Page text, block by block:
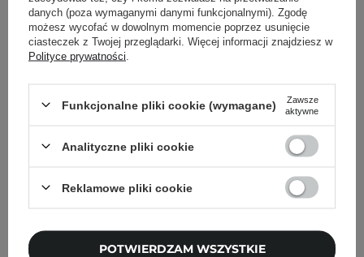
Inni klienci sprawdzali również
danych (poza wymaganymi danymi funkcjonalnymi). Zgodę
możesz wycofać w dowolnym momencie poprzez usunięcie
ciasteczek z Twojej przeglądarki. Więcej informacji znajdziesz w
Polityce prywatności
Funkcjonalne pliki cookie (wymagane)
Zawsze
aktywne
Analityczne pliki cookie
Reklamowe pliki cookie
POTWIERDZAM WSZYSTKIE